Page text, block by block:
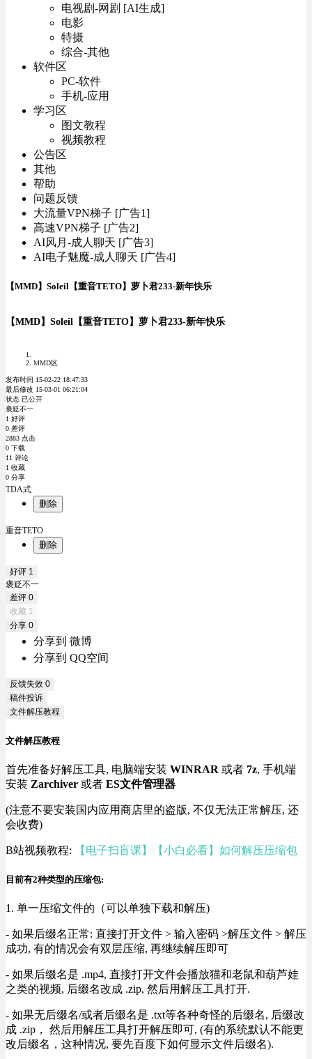
电视剧-网剧 [AI生成]
电影
特摄
综合-其他
软件区
PC-软件
手机-应用
学习区
图文教程
视频教程
公告区
其他
帮助
问题反馈
大流量VPN梯子 [广告1]
高速VPN梯子 [广告2]
AI风月-成人聊天 [广告3]
AI电子魅魔-成人聊天 [广告4]
【MMD】Soleil【重音TETO】萝卜君233-新年快乐
【MMD】Soleil【重音TETO】萝卜君233-新年快乐
MMD区
发布时间 15-02-22 18:47:33
最后修改 15-03-01 06:21:04
状态 已公开
褒贬不一
1 好评
0 差评
2883 点击
0 下载
11 评论
1 收藏
0 分享
TDA式
删除
重音TETO
删除
好评 1
褒贬不一
差评 0
收藏 1
分享 0
分享到 微博
分享到 QQ空间
反馈失效 0
稿件投诉
文件解压教程
文件解压教程
首先准备好解压工具, 电脑端安装 WINRAR 或者 7z, 手机端
安装 Zarchiver 或者 ES文件管理器
(注意不要安装国内应用商店里的盗版, 不仅无法正常解压, 还
会收费)
B站视频教程: 【电子扫盲课】【小白必看】如何解压压缩包
目前有2种类型的压缩包:
1. 单一压缩文件的（可以单独下载和解压)
- 如果后缀名正常: 直接打开文件 > 输入密码 >解压文件 > 解压
成功, 有的情况会有双层压缩, 再继续解压即可
- 如果后缀名是 .mp4, 直接打开文件会播放猫和老鼠和葫芦娃
之类的视频, 后缀名改成 .zip, 然后用解压工具打开.
- 如果无后缀名/或者后缀名是 .txt等各种奇怪的后缀名, 后缀改
成 .zip， 然后用解压工具打开解压即可, (有的系统默认不能更
改后缀名，这种情况, 要先百度下如何显示文件后缀名).